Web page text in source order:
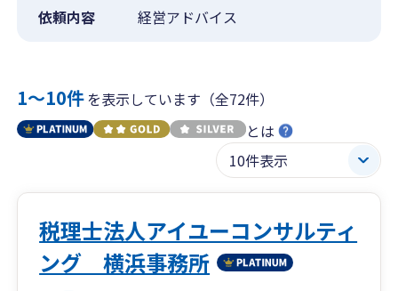
依頼内容
経営アドバイス
1〜10件を表示しています（全72件）
とは
税理士法人アイユーコンサルティ
ング 横浜事務所